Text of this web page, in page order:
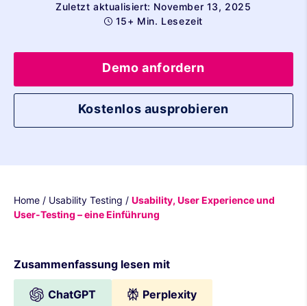
Zuletzt aktualisiert: November 13, 2025
15+ Min. Lesezeit
Demo anfordern
Kostenlos ausprobieren
Home / Usability Testing / Usability, User Experience und
User-Testing – eine Einführung
Zusammenfassung lesen mit
ChatGPT Perplexity